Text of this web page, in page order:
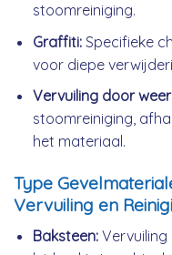
stoomreiniging.
Graffiti:Specifieke
voor diepe
Vervuiling door
stoomreiniging,
het materiaal.
Type
Vervuiling en
Baksteen:Vervuiling